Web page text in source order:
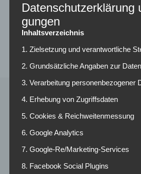
WEITERLESEN
Datenschutzerklärung
gungen
Inhaltsverzeichnis
1. Zielsetzung und verantwortliche
2. Grundsätzliche Angaben zur
3. Verarbeitung personenbezogener
4. Erhebung von Zugriffsdaten
5. Cookies & Reichweitenmessung
6. Google Analytics
7. Google-Re/Marketing-Services
8. Facebook Social Plugins